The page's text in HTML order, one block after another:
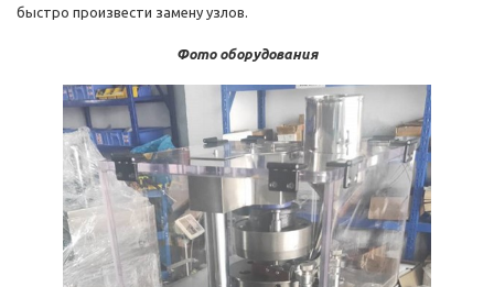
быстро произвести замену узлов.
Фото оборудования